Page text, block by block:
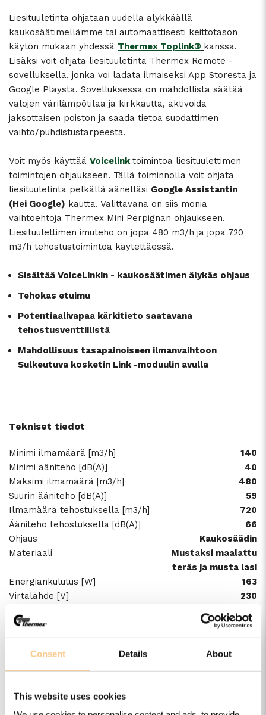
Consent Details About
This website uses cookies
Liesituuletinta ohjataan uudella älykkäällä
kaukosäätimellämme tai automaattisesti keittotason
käytön mukaan yhdessä Thermex Toplink® kanssa.
Lisäksi voit ohjata liesituuletinta Thermex Remote -
sovelluksella, jonka voi ladata ilmaiseksi App Storesta ja
Google Playsta. Sovelluksessa on mahdollista säätää
valojen värilämpötilaa ja kirkkautta, aktivoida
jaksottaisen poiston ja saada tietoa suodattimen
vaihto/puhdistustarpeesta.
Voit myös käyttää Voicelinktoimintoa liesituulettimen
toimintojen ohjaukseen. Tällä toiminnolla voit ohjata
liesituuletinta pelkällä äänelläsi Google Assistantin
(Hei Google) kautta. Valittavana on siis monia
vaihtoehtoja Thermex Mini Perpignan ohjaukseen.
Liesituulettimen imuteho on jopa 480 m3/h ja jopa 720
m3/h tehostustoimintoa käytettäessä.
Sisältää VoiceLinkin - kaukosäätimen älykäs ohjaus
Tehokas etuimu
Potentiaalivapaa kärkitieto saatavana
tehostusventtiilistä
Mahdollisuus tasapainoiseen ilmanvaihtoon
Sulkeutuva kosketin Link -moduulin avulla
Tekniset tiedot
Minimi ilmamäärä [m3/h]
140
Minimi ääniteho [dB(A)]
40
Maksimi ilmamäärä [m3/h]
480
Suurin ääniteho [dB(A)]
59
Ilmamäärä tehostuksella [m3/h]
720
Ääniteho tehostuksella [dB(A)]
66
Ohjaus
Kaukosäädin
Materiaali
Mustaksi maalattu
teräs ja musta lasi
Energiankulutus [W]
163
Virtalähde [V]
230
Tekniset tiedot
Tiedot
Paino ja mitat